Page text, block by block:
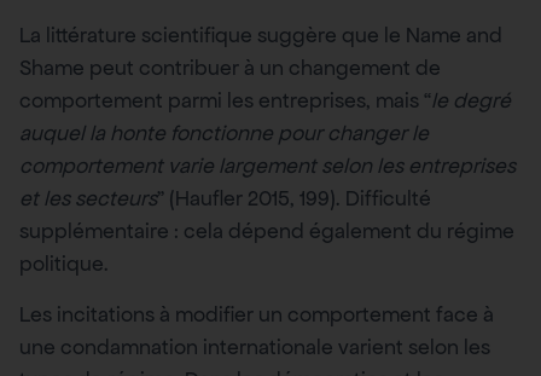
La littérature scientifique suggère que le Name and
Shame peut contribuer à un changement de
comportement parmi les entreprises, mais “le degré
auquel la honte fonctionne pour changer le
comportement varie largement selon les entreprises
et les secteurs” (Haufler 2015, 199). Difficulté
supplémentaire : cela dépend également du régime
politique.
Les incitations à modifier un comportement face à
une condamnation internationale varient selon les